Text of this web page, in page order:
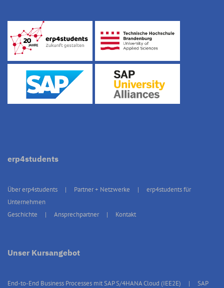
erp4students
Über erp4students Partner + Netzwerke
erp4students für
Unternehmen
Geschichte
Ansprechpartner Kontakt
Unser Kursangebot
End-to-End Business Processes mit SAP S/4HANA Cloud (IEE2E)
SAP